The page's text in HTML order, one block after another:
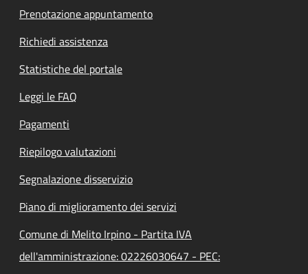
Prenotazione appuntamento
Richiedi assistenza
Statistiche del portale
Leggi le FAQ
Pagamenti
Riepilogo valutazioni
Segnalazione disservizio
Piano di miglioramento dei servizi
Comune di Melito Irpino - Partita IVA
dell'amministrazione: 02226030647 - PEC: